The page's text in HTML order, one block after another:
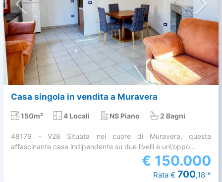
Casa singola in vendita a Muravera
150m² 4 Locali NS Piano 2 Bagni
48179 - V28 Situata nel cuore di Muravera, questa
affascinante casa indipendente su due livelli è un\'oppo...
€ 150.000
Rata € 700,18 *